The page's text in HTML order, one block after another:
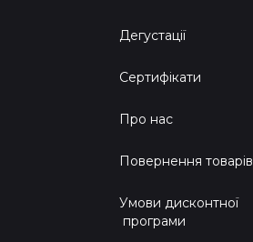
Дегустації
Сертифікати
Про нас
Повернення товарів
Умови дисконтної
програми